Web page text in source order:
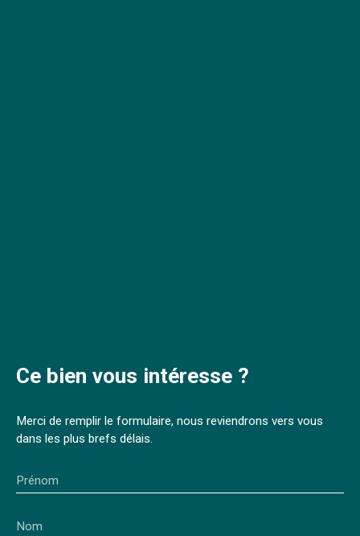
Ce bien vous intéresse ?
Merci de remplir le formulaire, nous reviendrons vers vous
dans les plus brefs délais.
Prénom
Nom